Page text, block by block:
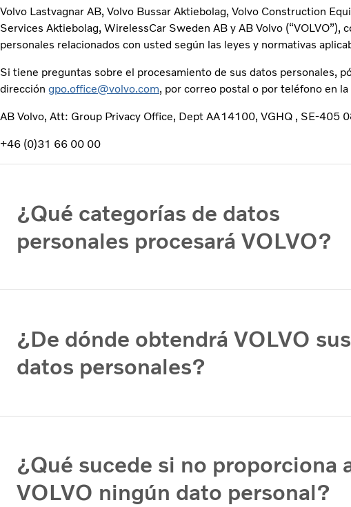
Volvo Lastvagnar AB, Volvo Bussar Aktiebolag, Volvo Construction
Services Aktiebolag, WirelessCar Sweden AB y AB Volvo
personales relacionados con usted según las leyes y normativas
Si tiene preguntas sobre el procesamiento de sus datos personales,
dirección gpo.office@volvo.com, por correo postal o por teléfono en
AB Volvo, Att: Group Privacy Office, Dept AA14100, VGHQ , SE-405
+46 (0)31 66 00 00
¿Qué categorías de datos
personales procesará VOLVO?
¿De dónde obtendrá VOLVO sus
datos personales?
¿Qué sucede si no proporciona
VOLVO ningún dato personal?